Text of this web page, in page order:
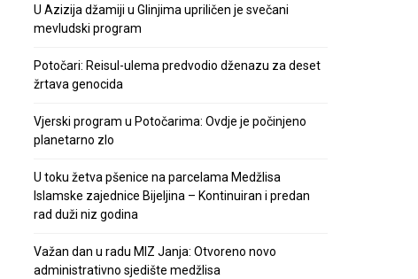
U Azizija džamiji u Glinjima upriličen je svečani
mevludski program
Potočari: Reisul-ulema predvodio dženazu za deset
žrtava genocida
Vjerski program u Potočarima: Ovdje je počinjeno
planetarno zlo
U toku žetva pšenice na parcelama Medžlisa
Islamske zajednice Bijeljina – Kontinuiran i predan
rad duži niz godina
Važan dan u radu MIZ Janja: Otvoreno novo
administrativno sjedište medžlisa